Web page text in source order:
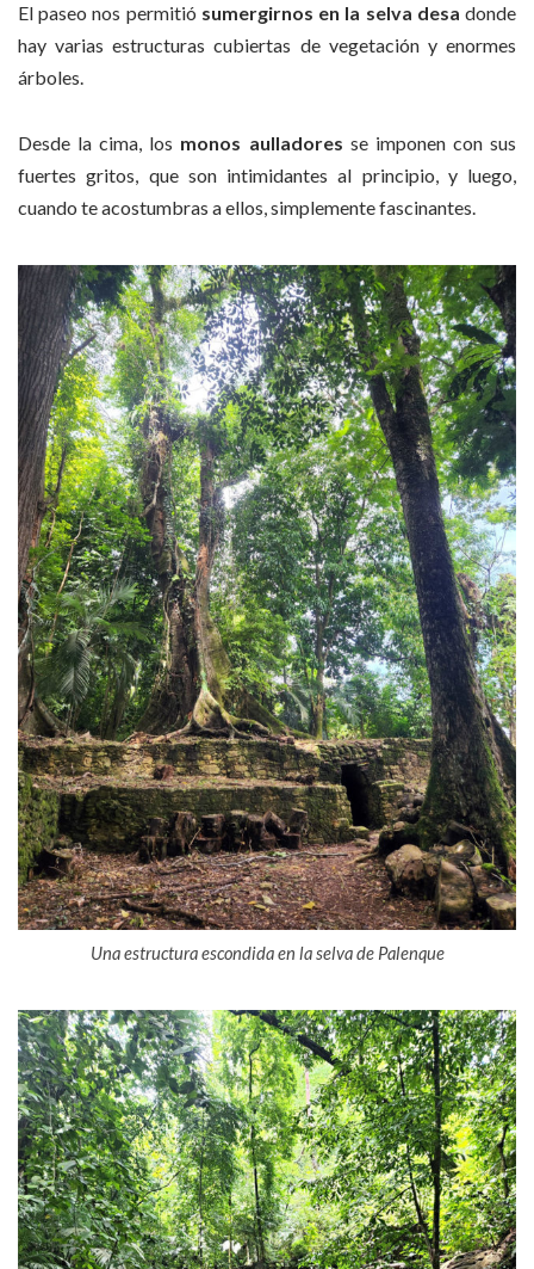
El paseo nos permitió sumergirnos en la selva desa donde
hay varias estructuras cubiertas de vegetación y enormes
árboles.
Desde la cima, los monos aulladores se imponen con sus
fuertes gritos, que son intimidantes al principio, y luego,
cuando te acostumbras a ellos, simplemente fascinantes.
Una estructura escondida en la selva de Palenque